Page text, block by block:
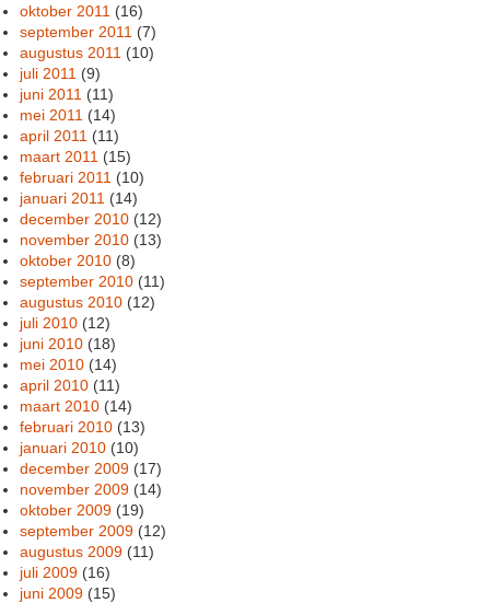
oktober 2011 (16)
september 2011 (7)
augustus 2011 (10)
juli 2011 (9)
juni 2011 (11)
mei 2011 (14)
april 2011 (11)
maart 2011 (15)
februari 2011 (10)
januari 2011 (14)
december 2010 (12)
november 2010 (13)
oktober 2010 (8)
september 2010 (11)
augustus 2010 (12)
juli 2010 (12)
juni 2010 (18)
mei 2010 (14)
april 2010 (11)
maart 2010 (14)
februari 2010 (13)
januari 2010 (10)
december 2009 (17)
november 2009 (14)
oktober 2009 (19)
september 2009 (12)
augustus 2009 (11)
juli 2009 (16)
juni 2009 (15)